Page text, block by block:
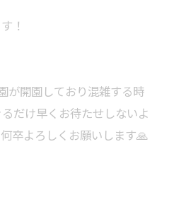
！
が開園しており混雑する時
だけ早くお待たせしないよ
卒よろしくお願いします🙏